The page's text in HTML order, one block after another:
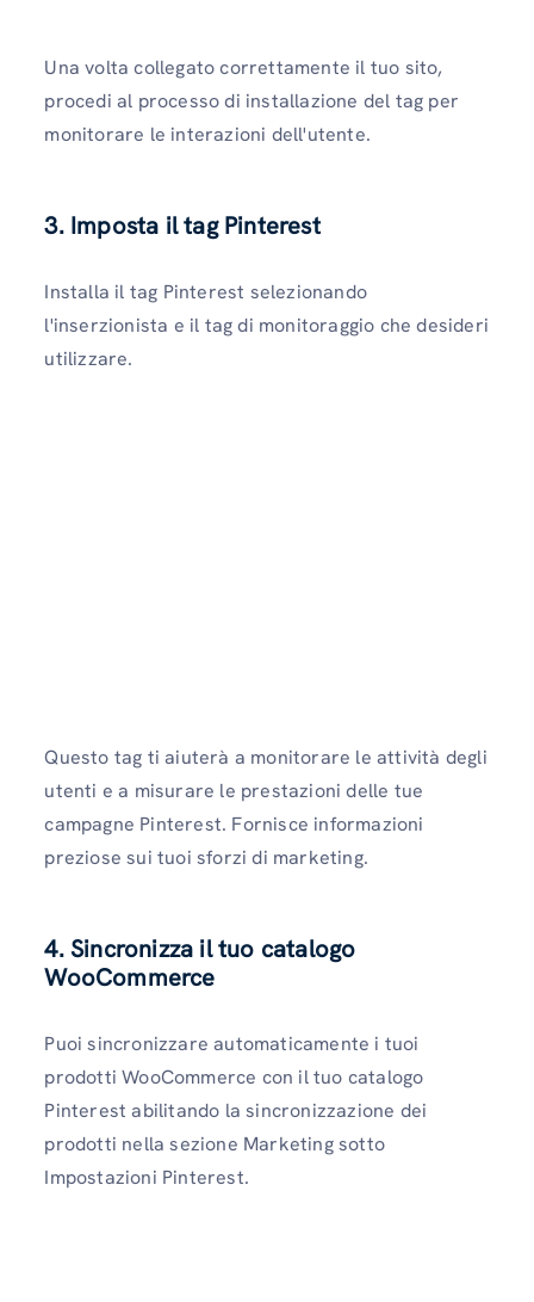
Una volta collegato correttamente il tuo sito,
procedi al processo di installazione del tag per
monitorare le interazioni dell'utente.
3. Imposta il tag Pinterest
Installa il tag Pinterest selezionando
l'inserzionista e il tag di monitoraggio che desideri
utilizzare.
Questo tag ti aiuterà a monitorare le attività degli
utenti e a misurare le prestazioni delle tue
campagne Pinterest. Fornisce informazioni
preziose sui tuoi sforzi di marketing.
4. Sincronizza il tuo catalogo
WooCommerce
Puoi sincronizzare automaticamente i tuoi
prodotti WooCommerce con il tuo catalogo
Pinterest abilitando la sincronizzazione dei
prodotti nella sezione Marketing sotto
Impostazioni Pinterest.